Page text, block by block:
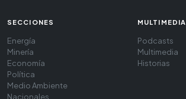
SECCIONES
Energía
Minería
Economía
Política
Medio Ambiente
Nacionales
MULTIMEDIA
Podcasts
Multimedia
Historias